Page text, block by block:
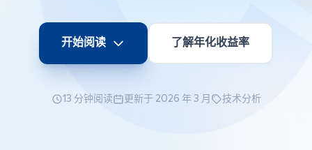
开始阅读 了解年化收益率
13 分钟阅读 更新于 2026 年 3 月 技术分析